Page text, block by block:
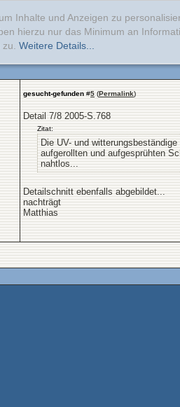
Inhalte und Anzeigen zu
hierzu nur das Minimum an
zu. Weitere Details...
gesucht-gefunden #5 (Permalink)
Detail 7/8 2005-S.768
Zitat:
Die UV- und
aufgerollten und aufgesprühten
nahtlos...
Detailschnitt ebenfalls abgebildet...
nachträgt
Matthias